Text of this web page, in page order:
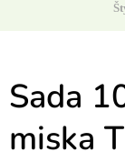
Sada
miska